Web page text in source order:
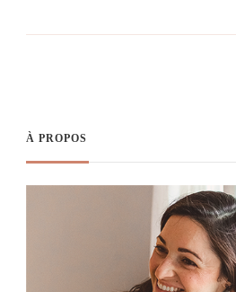
À PROPOS